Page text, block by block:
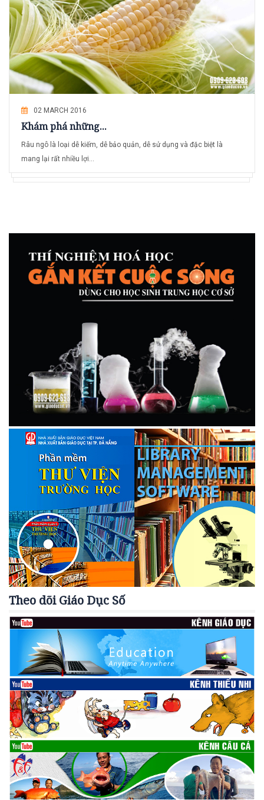
02 MARCH 2016
Khám phá những...
Râu ngô là loại dễ kiếm, dễ bảo quản, dễ sử dụng và đặc biệt là
mang lại rất nhiều lợi...
Theo dõi Giáo Dục Số